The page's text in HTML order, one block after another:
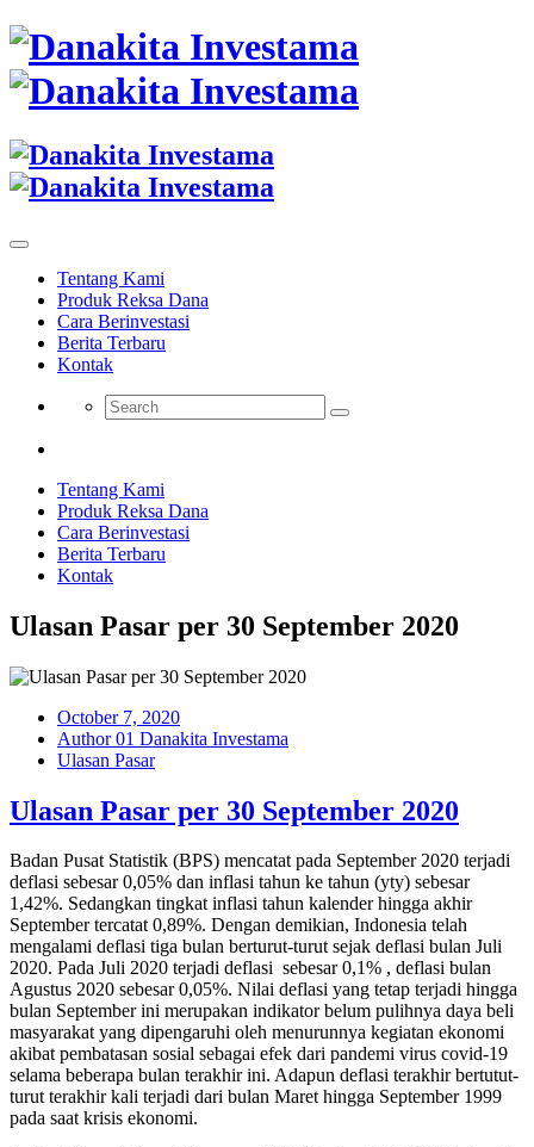
Tentang Kami
Produk Reksa Dana
Cara Berinvestasi
Berita Terbaru
Kontak
Tentang Kami
Produk Reksa Dana
Cara Berinvestasi
Berita Terbaru
Kontak
Ulasan Pasar per 30 September 2020
October 7, 2020
Author 01 Danakita Investama
Ulasan Pasar
Ulasan Pasar per 30 September 2020
Badan Pusat Statistik (BPS) mencatat pada September 2020 terjadi
deflasi sebesar 0,05% dan inflasi tahun ke tahun (yty) sebesar
1,42%. Sedangkan tingkat inflasi tahun kalender hingga akhir
September tercatat 0,89%. Dengan demikian, Indonesia telah
mengalami deflasi tiga bulan berturut-turut sejak deflasi bulan Juli
2020. Pada Juli 2020 terjadi deflasi sebesar 0,1% , deflasi bulan
Agustus 2020 sebesar 0,05%. Nilai deflasi yang tetap terjadi hingga
bulan September ini merupakan indikator belum pulihnya daya beli
masyarakat yang dipengaruhi oleh menurunnya kegiatan ekonomi
akibat pembatasan sosial sebagai efek dari pandemi virus covid-19
selama beberapa bulan terakhir ini. Adapun deflasi terakhir bertutut-
turut terakhir kali terjadi dari bulan Maret hingga September 1999
pada saat krisis ekonomi.